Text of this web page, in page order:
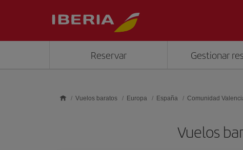
Reservar Gestionar
Vuelos baratos Europa España Comunidad
Vuelos